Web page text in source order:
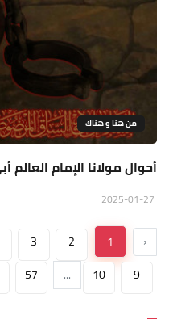
من هنا و هناك
أحوال مولانا الإمام
‹
1
2
3
9
10
...
57